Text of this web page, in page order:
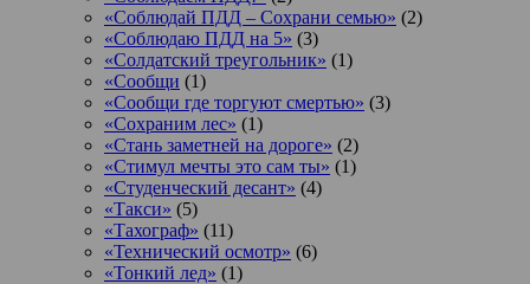
«Соблюдай ПДД – Сохрани семью» (2)
«Соблюдаю ПДД на 5» (3)
«Солдатский треугольник» (1)
«Сообщи (1)
«Сообщи где торгуют смертью» (3)
«Сохраним лес» (1)
«Стань заметней на дороге» (2)
«Стимул мечты это сам ты» (1)
«Студенческий десант» (4)
«Такси» (5)
«Тахограф» (11)
«Технический осмотр» (6)
«Тонкий лед» (1)